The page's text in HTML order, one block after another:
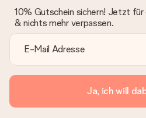
10% Gutschein sichern! Jetzt
& nichts mehr verpassen.
Ja, ich will